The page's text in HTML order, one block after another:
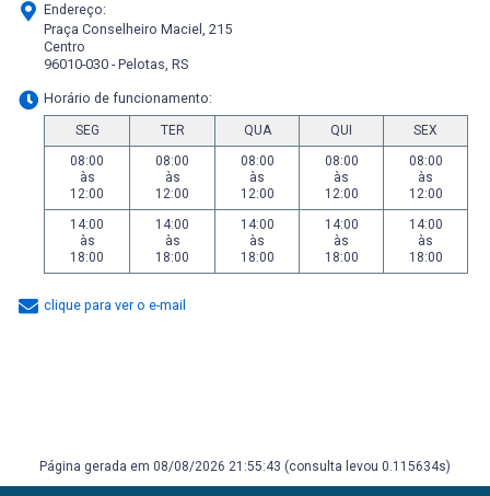
Endereço:
Praça Conselheiro Maciel, 215
Centro
96010-030 - Pelotas, RS
Horário de funcionamento:
SEG TER QUA QUI
SEX
08:00
às
12:00
08:00
às
12:00
08:00
às
12:00
08:00
às
12:00
08:00
às
12:00
14:00
às
18:00
14:00
às
18:00
14:00
às
18:00
14:00
às
18:00
14:00
às
18:00
clique para ver o e-mail
Página gerada em 08/08/2026 21:55:43 (consulta levou 0.115634s)